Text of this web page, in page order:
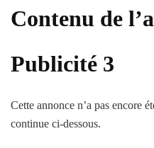
Contenu de
Publicité 3
Cette annonce n’a pas encore
continue ci-dessous.